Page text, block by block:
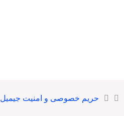
حریم خصوصی و امنیت جیمیل